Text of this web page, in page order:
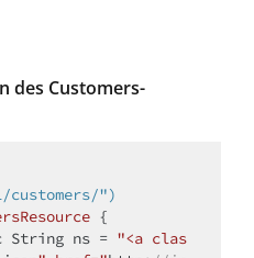
des Customers-
customers/")
String ns = "<a clas